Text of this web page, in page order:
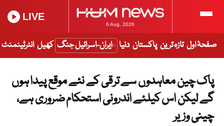
6 Aug, 2026
LIVE
صفحۂ اول تازہ ترین پاکستان دنیا ایران-اسرائیل جنگ کھیل انٹرٹینمنٹ
پاک چین معاہدوں سے ترقی کے نئے موقع پیدا ہوں
گے لیکن اس کیلئے اندرونی استحکام ضروری ہے،
چینی وزیر